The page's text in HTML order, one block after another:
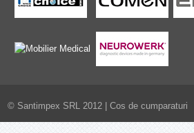
© Santimpex SRL 2012 | Cos de cumparaturi